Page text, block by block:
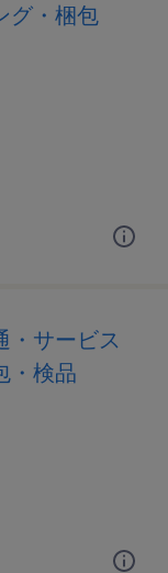
グ・梱包
・サービス
・検品